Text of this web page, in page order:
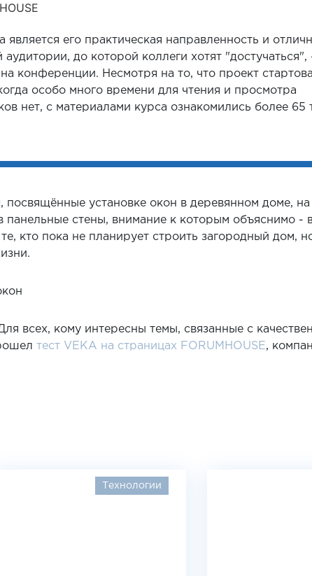
его практическая направленность и
до которой коллеги хотят "достучаться",
конференции. Несмотря на то, что проект
особо много времени для чтения и просмотра
нет, с материалами курса ознакомились более 65
установке окон в деревянном доме, на
панельные стены, внимание к которым объяснимо -
кто пока не планирует строить загородный дом,
всех, кому интересны темы, связанные с
тест VEKA на страницах FORUMHOUSE,
Технологии